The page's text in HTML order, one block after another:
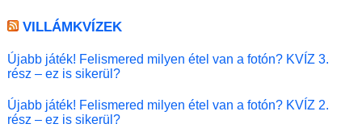
VILLÁMKVÍZEK
Újabb játék! Felismered milyen étel van a fotón? KVÍZ 3.
rész – ez is sikerül?
Újabb játék! Felismered milyen étel van a fotón? KVÍZ 2.
rész – ez is sikerül?